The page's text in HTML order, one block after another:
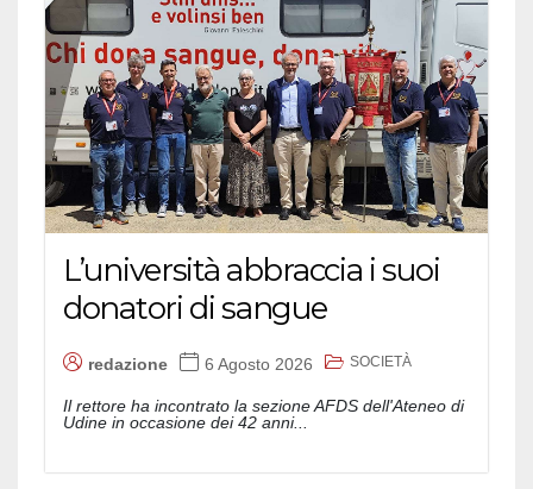
L’università abbraccia i suoi
donatori di sangue
redazione 6 Agosto 2026 SOCIETÀ
Il rettore ha incontrato la sezione AFDS dell'Ateneo di
Udine in occasione dei 42 anni...